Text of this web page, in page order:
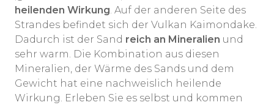
heilenden Wirkung. Auf der anderen Seite des
Strandes befindet sich der Vulkan Kaimondake.
Dadurch ist der Sand reich an Mineralien und
sehr warm. Die Kombination aus diesen
Mineralien, der Wärme des Sands und dem
Gewicht hat eine nachweislich heilende
Wirkung. Erleben Sie es selbst und kommen